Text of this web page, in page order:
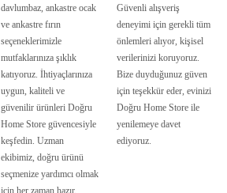
davlumbaz, ankastre ocak
ve ankastre fırın
seçeneklerimizle
mutfaklarınıza şıklık
katıyoruz. İhtiyaçlarınıza
uygun, kaliteli ve
güvenilir ürünleri Doğru
Home Store güvencesiyle
keşfedin. Uzman
ekibimiz, doğru ürünü
seçmenize yardımcı olmak
için her zaman hazır.
Güvenli alışveriş
deneyimi için gerekli tüm
önlemleri alıyor, kişisel
verilerinizi koruyoruz.
Bize duyduğunuz güven
için teşekkür eder, evinizi
Doğru Home Store ile
yenilemeye davet
ediyoruz.